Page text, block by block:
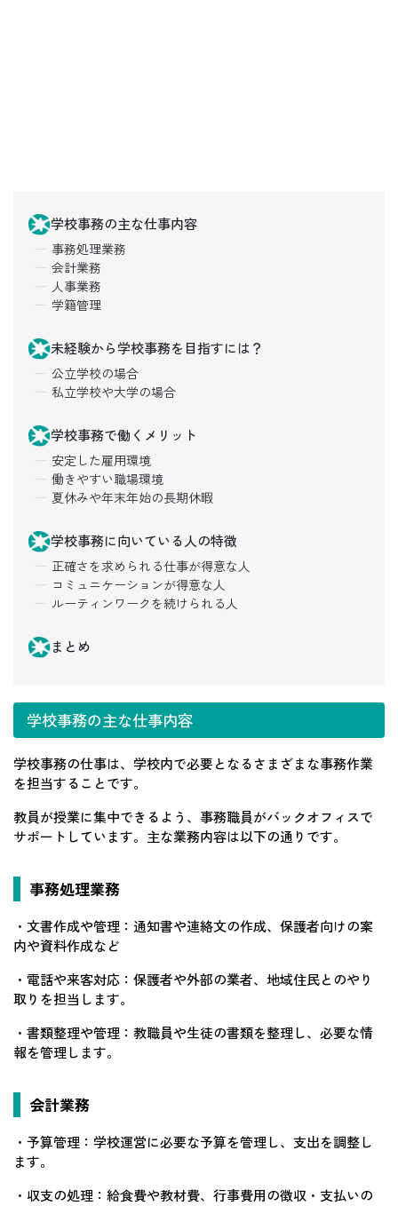
学校事務の主な仕事内容
事務処理業務
会計業務
人事業務
学籍管理
未経験から学校事務を目指すには？
公立学校の場合
私立学校や大学の場合
学校事務で働くメリット
安定した雇用環境
働きやすい職場環境
夏休みや年末年始の長期休暇
学校事務に向いている人の特徴
正確さを求められる仕事が得意な人
コミュニケーションが得意な人
ルーティンワークを続けられる人
まとめ
学校事務の主な仕事内容
学校事務の仕事は、学校内で必要となるさまざまな事務作業
を担当することです。
教員が授業に集中できるよう、事務職員がバックオフィスで
サポートしています。主な業務内容は以下の通りです。
事務処理業務
・文書作成や管理：通知書や連絡文の作成、保護者向けの案
内や資料作成など
・電話や来客対応：保護者や外部の業者、地域住民とのやり
取りを担当します。
・書類整理や管理：教職員や生徒の書類を整理し、必要な情
報を管理します。
会計業務
・予算管理：学校運営に必要な予算を管理し、支出を調整し
ます。
・収支の処理：給食費や教材費、行事費用の徴収・支払いの